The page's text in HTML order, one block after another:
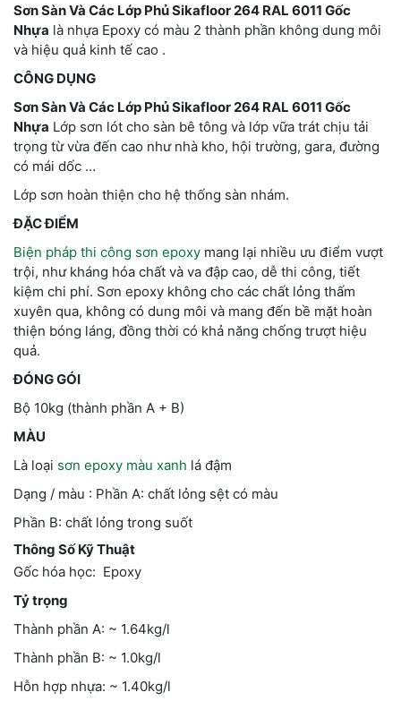
Sơn Sàn Và Các Lớp Phủ Sikafloor 264 RAL 6011 Gốc
Nhựa là nhựa Epoxy có màu 2 thành phần không dung môi
và hiệu quả kinh tế cao .
CÔNG DỤNG
Sơn Sàn Và Các Lớp Phủ Sikafloor 264 RAL 6011 Gốc
Nhựa Lớp sơn lót cho sàn bê tông và lớp vữa trát chịu tải
trọng từ vừa đến cao như nhà kho, hội trường, gara, đường
có mái dốc …
Lớp sơn hoàn thiện cho hệ thống sàn nhám.
ĐẶC ĐIỂM
Biện pháp thi công sơn epoxy mang lại nhiều ưu điểm vượt
trội, như kháng hóa chất và va đập cao, dễ thi công, tiết
kiệm chi phí. Sơn epoxy không cho các chất lỏng thấm
xuyên qua, không có dung môi và mang đến bề mặt hoàn
thiện bóng láng, đồng thời có khả năng chống trượt hiệu
quả.
ĐÓNG GÓI
Bộ 10kg (thành phần A + B)
MÀU
Là loại sơn epoxy màu xanh lá đậm
Dạng / màu : Phần A: chất lỏng sệt có màu
Phần B: chất lỏng trong suốt
Thông Số Kỹ Thuật
Gốc hóa học: Epoxy
Tỷ trọng
Thành phần A: ~ 1.64kg/l
Thành phần B: ~ 1.0kg/l
Hỗn hợp nhựa: ~ 1.40kg/l